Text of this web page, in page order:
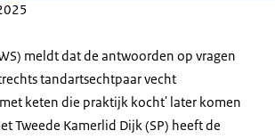
meldt dat de antwoorden op vragen
tandartsechtpaar vecht
keten die praktijk kocht' later komen
Tweede Kamerlid Dijk (SP) heeft de